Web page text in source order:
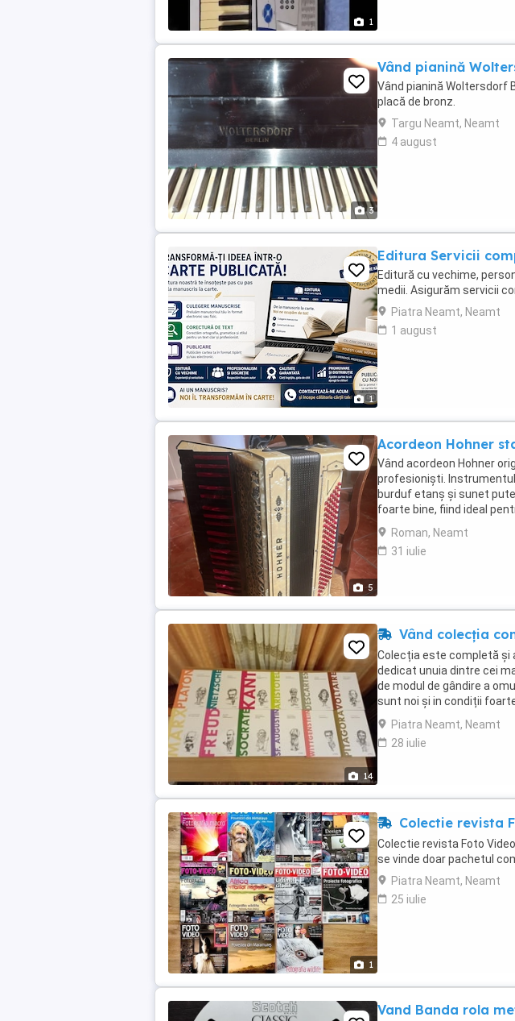
1
3
Vând pianină
Vând pianină Woltersdorf
placă de bronz.
Targu Neamt, Neamt
4 august
1
Editura Servicii
Editură cu vechime,
medii. Asigurăm servicii
Piatra Neamt, Neamt
1 august
5
Acordeon Hohner
Vând acordeon Hohner
profesioniști.
burduf etanș și sunet
foarte bine, fiind ideal
exact ca în poze. Preț: ...
Roman, Neamt
31 iulie
14
Vând colecția
Colecția este completă și
dedicat unuia dintre cei
de modul de gândire a
sunt noi și in condiții
întreaga colecție. ...
Piatra Neamt, Neamt
28 iulie
1
Colectie revista
Colectie revista Foto
se vinde doar pachetul
Piatra Neamt, Neamt
25 iulie
Vand Banda rola